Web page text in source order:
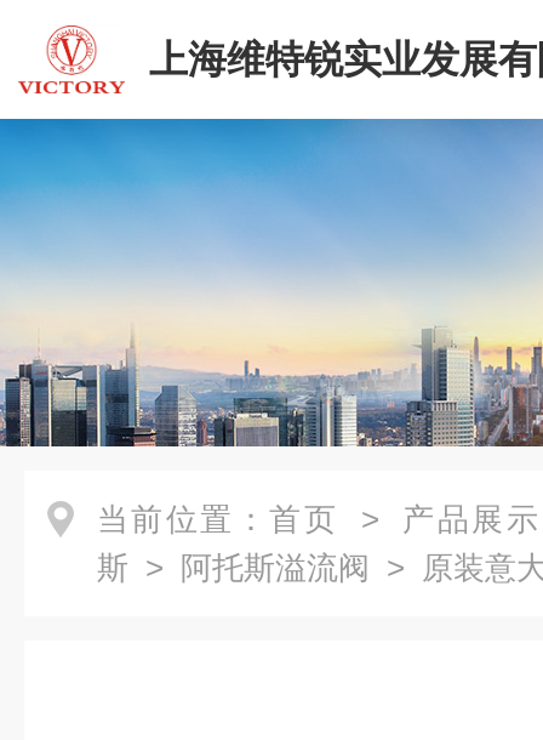
上海维特锐实业发展
当前位置： 首页 > 产品展示
斯 > 阿托斯溢流阀 > 原装意